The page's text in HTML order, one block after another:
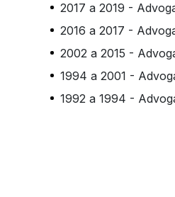
2017 a 2019 -
2016 a 2017 -
2002 a 2015 -
1994 a 2001 -
1992 a 1994 -